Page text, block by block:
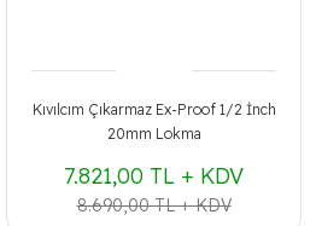
Kıvılcım Çıkarmaz Ex-Proof 1/2 İnch
20mm Lokma
7.821,00 TL + KDV
8.690,00 TL + KDV